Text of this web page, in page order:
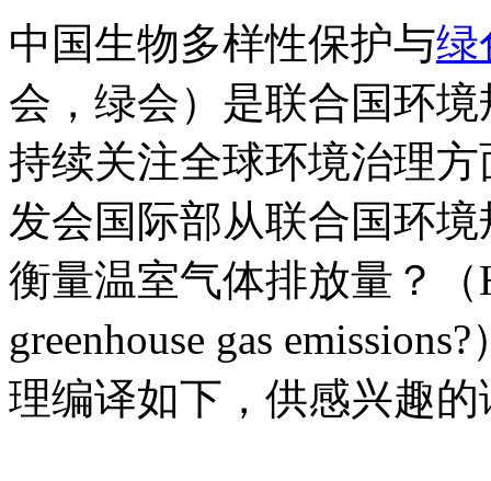
中国生物多样性保护与绿
会，绿会）是联合国环
持续关注全球环境治理
发会国际部从联合国环
衡量温室气体排放量？（
greenhouse gas
理编译如下，供感兴趣